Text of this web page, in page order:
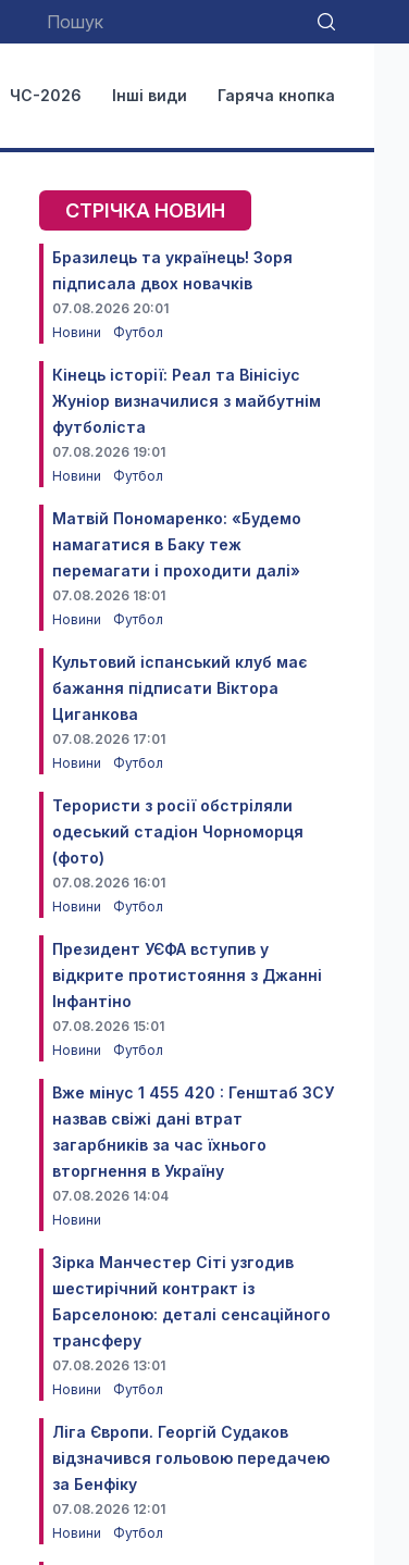
ЧС-2026 Інші види Гаряча кнопка
СТРІЧКА НОВИН
Бразилець та українець! Зоря
підписала двох новачків
07.08.2026 20:01
Новини
Футбол
Кінець історії: Реал та Вінісіус
Жуніор визначилися з майбутнім
футболіста
07.08.2026 19:01
Новини
Футбол
Матвій Пономаренко: «Будемо
намагатися в Баку теж
перемагати і проходити далі»
07.08.2026 18:01
Новини
Футбол
Культовий іспанський клуб має
бажання підписати Віктора
Циганкова
07.08.2026 17:01
Новини
Футбол
Терористи з росії обстріляли
одеський стадіон Чорноморця
(фото)
07.08.2026 16:01
Новини
Футбол
Президент УЄФА вступив у
відкрите протистояння з Джанні
Інфантіно
07.08.2026 15:01
Новини
Футбол
Вже мінус 1 455 420 : Генштаб ЗСУ
назвав свіжі дані втрат
загарбників за час їхнього
вторгнення в Україну
07.08.2026 14:04
Новини
Зірка Манчестер Сіті узгодив
шестирічний контракт із
Барселоною: деталі сенсаційного
трансферу
07.08.2026 13:01
Новини
Футбол
Ліга Європи. Георгій Судаков
відзначився гольовою передачею
за Бенфіку
07.08.2026 12:01
Новини
Футбол